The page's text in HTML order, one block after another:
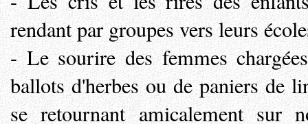
rendant par groupes vers leurs
- Le sourire des femmes
ballots d'herbes ou de paniers de
se retournant amicalement sur